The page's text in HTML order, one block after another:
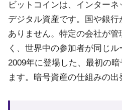
ビットコインは、インター
デジタル資産です。国や銀
ありません。特定の会社が
く、世界中の参加者が同じル
2009年に登場した、最初の
ます。暗号資産の仕組みの出